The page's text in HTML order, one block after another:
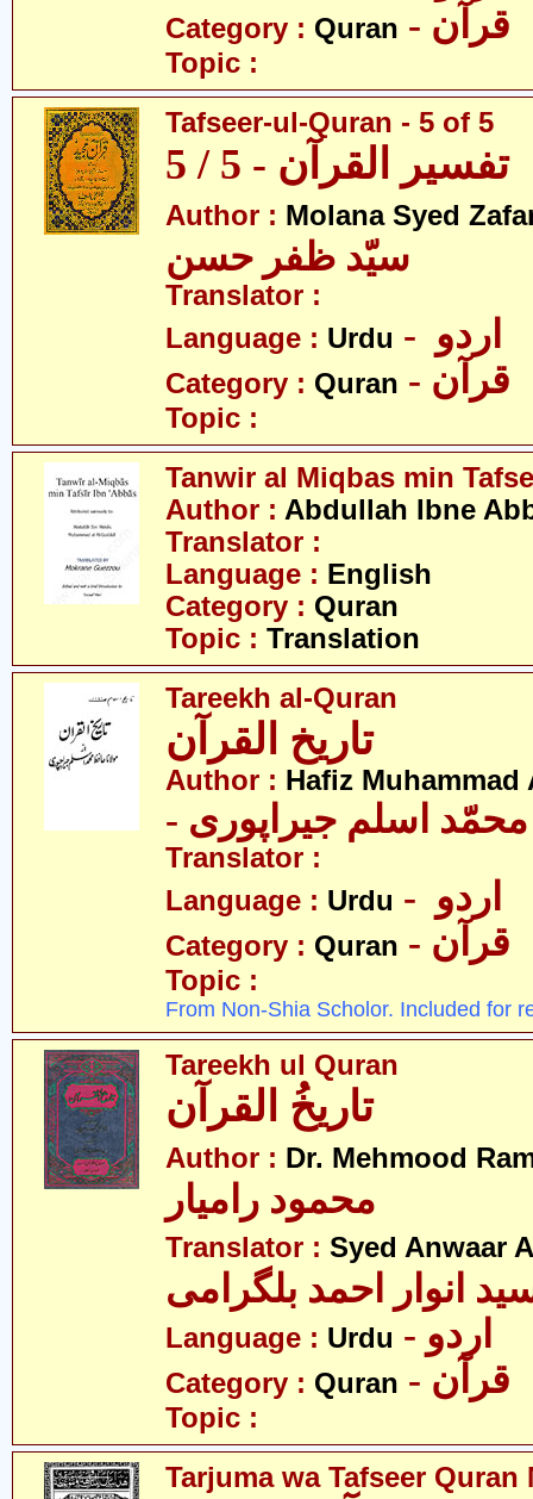
Category : Quran - قرآن
Topic :
Tafseer-ul-Quran - 5 of 5
تفسیر القرآن - 5 / 5
Author : Molana Syed
سیّد ظفر حسن
Translator :
Language : Urdu
Category : Quran - قرآن
Topic :
Tanwir al Miqbas min
Author : Abdullah Ibne
Translator :
Language : English
Category : Quran
Topic : Translation
Tareekh al-Quran
تاریخ القرآن
Author : Hafiz
محمّد اسلم جیراپوری
Translator :
Language : Urdu
Category : Quran - قرآن
Topic :
From Non-Shia Scholor. Included for
Tareekh ul Quran
تاریخُ القرآن
Author : Dr. Mehmood
محمود رامیار
Translator : Syed Anwaar
انوار احمد بلگرامی
Language : Urdu - اردو
Category : Quran - قرآن
Topic :
Tarjuma wa Tafseer Quran